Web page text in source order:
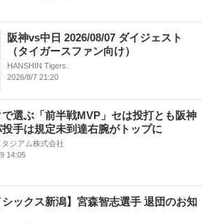
阪神vs中日 2026/08/07 ダイジェスト
（タイガースファン向け）
HANSHIN Tigers.
2026/8/7 21:20
選ぶ「前半戦MVP」セは投打とも阪神
手は規定未到達右腕がトップに
ジアム株式会社
14:05
シックス新潟】宮森智志選手 退団のお知